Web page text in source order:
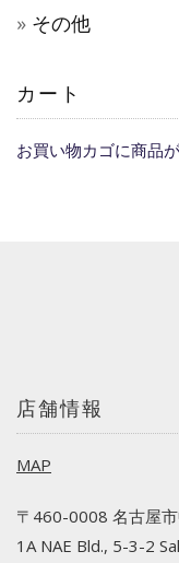
その他
カート
お買い物カゴに商品
店舗情報
MAP
〒460-0008 名古屋
1A NAE Bld., 5-3-2